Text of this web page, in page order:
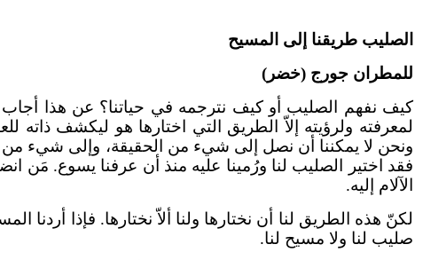
الصليب طريقنا إلى المسيح
للمطران جورج (خضر)
كيف نفهم الصليب أو كيف نترجمه في حياتنا؟ عن هذا أجاب
لمعرفته ولرؤيته إلاّ الطريق التي اختارها هو ليكشف ذاته
ونحن لا يمكننا أن نصل إلى شيء من الحقيقة، وإلى شيء من
فقد اختير الصليب لنا ورُمينا عليه منذ أن عرفنا يسوع.
الآلام إليه.
لكنّ هذه الطريق لنا أن نختارها ولنا ألاّ نختارها. فإذا
صليب لنا ولا مسيح لنا.